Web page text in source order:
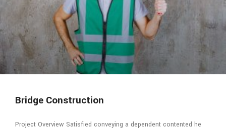
Bridge Construction
Project Overview Satisfied conveying a dependent contented he